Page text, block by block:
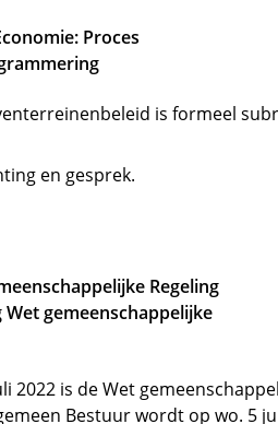
Proces
is formeel
en gesprek.
Regeling
Wet gemeenschappelijke
2022 is de Wet
Bestuur wordt op wo. 5